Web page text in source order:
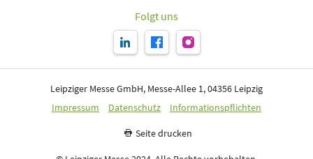
Folgt uns
Leipziger Messe GmbH, Messe-Allee 1, 04356 Leipzig
Impressum
Datenschutz Informationspflichten
Seite drucken